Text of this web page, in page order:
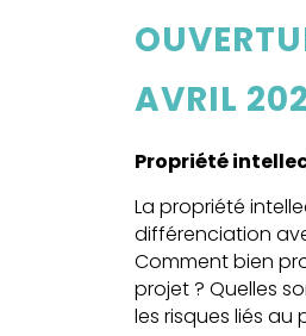
AVRIL
Propriété
La propriété
différenciation
Comment bien
projet ? Quelles
les risques liés au